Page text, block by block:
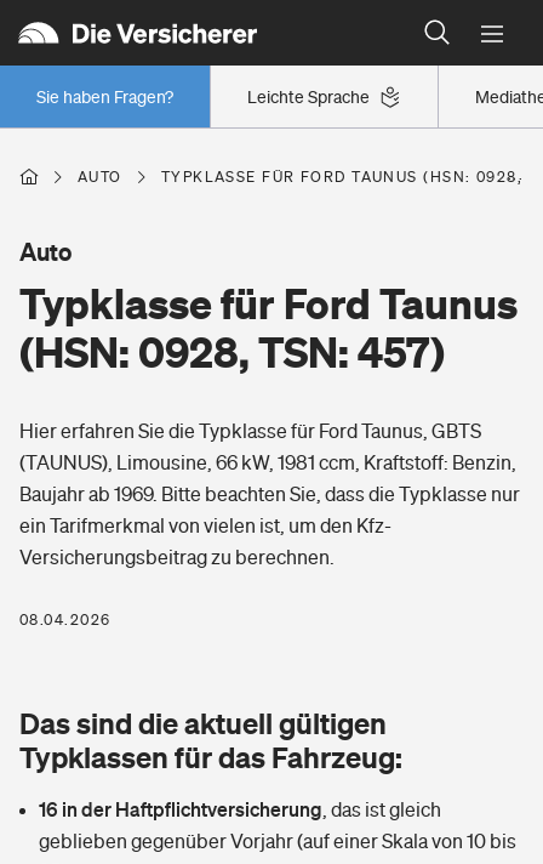
Leichte Sprache
Sie haben Fragen?
Wer versichert was: Jetzt Versicherer finden
Regionalklassen: So ist Ihre Region eingestuft
Wer versichert was: Jetzt Versicherer finden
Berufsunfähigkeitsversicherung
Erwerbsunfähigkeitsversicherung
Grundfähigkeitsversicherung
Arbeitsrechtsschutz
Berufshaftpflichtversicherung
Zur Übersicht
Tools
Wer versichert was: Jetzt Versicherer finden
Wohnen
Glasversicherung
Mietkautionsversicherung
Freizeit
Pri­vate Haft­pflicht­
Kinderunfall­ver­si­che­rung
Kinderinvalidität
Gesundheit
Private Krankenversicherung
Dread-Disease-Versicherung
Tierkrankenversicherung
AUTO TYPKLASSE FÜR FORD TAUNUS (HSN: 0928,
Typklasse für Ford Taunus
(HSN: 0928, TSN: 457)
Auto
Hier erfahren Sie die Typklasse für Ford Taunus, GBTS
(TAUNUS), Limousine, 66 kW, 1981 ccm, Kraftstoff: Benzin,
Baujahr ab 1969. Bitte beachten Sie, dass die Typklasse nur
ein Tarifmerkmal von vielen ist, um den Kfz-
Versicherungsbeitrag zu berechnen.
08.04.2026
Das sind die aktuell gültigen
Typklassen für das Fahrzeug:
16 in der Haftpflichtversicherung das ist gleich
geblieben gegenüber Vorjahr (auf einer Skala von 10 bis